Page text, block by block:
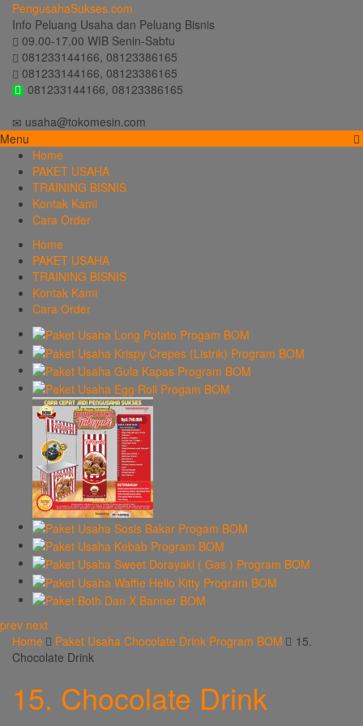
PengusahaSukses.com
Info Peluang Usaha dan Peluang Bisnis
09.00-17.00 WIB Senin-Sabtu
081233144166, 08123386165
081233144166, 08123386165
081233144166, 08123386165
usaha@tokomesin.com
Menu
Home
PAKET USAHA
TRAINING BISNIS
Kontak Kami
Cara Order
Home
PAKET USAHA
TRAINING BISNIS
Kontak Kami
Cara Order
prev next
Home
Paket Usaha Chocolate Drink Program BOM
15.
Chocolate Drink
15. Chocolate Drink